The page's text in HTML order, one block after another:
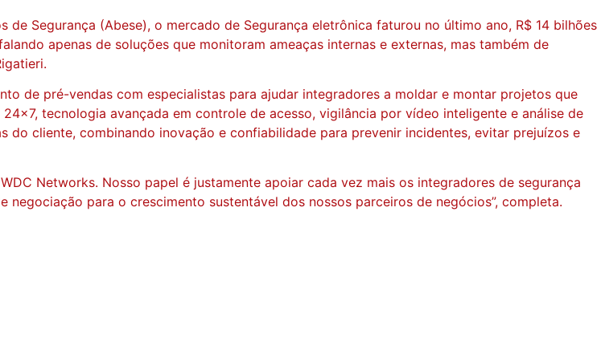
Segurança (Abese), o mercado de Segurança eletrônica faturou no último ano, R$ 14 bilhões
apenas de soluções que monitoram ameaças internas e externas, mas também de
de pré-vendas com especialistas para ajudar integradores a moldar e montar projetos que
tecnologia avançada em controle de acesso, vigilância por vídeo inteligente e análise de
do cliente, combinando inovação e confiabilidade para prevenir incidentes, evitar prejuízos e
Networks. Nosso papel é justamente apoiar cada vez mais os integradores de segurança
para o crescimento sustentável dos nossos parceiros de negócios”, completa.